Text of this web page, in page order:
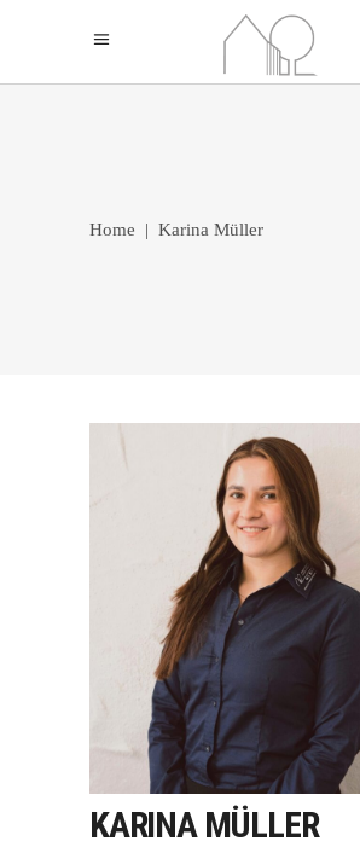
Home | Karina Müller
KARINA MÜLLER